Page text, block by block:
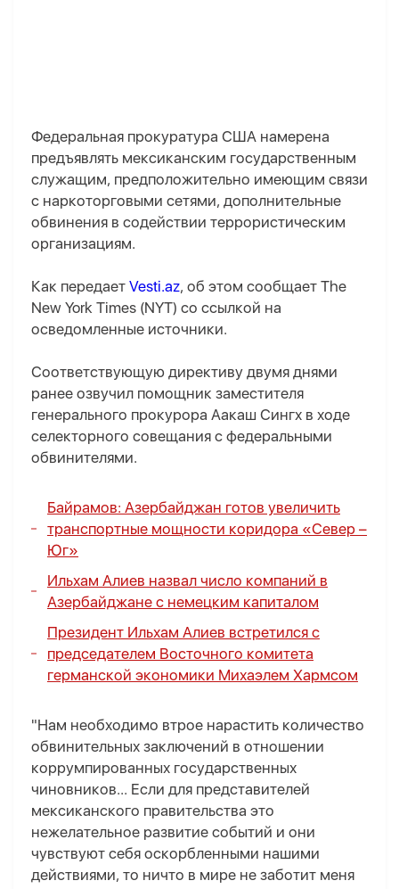
Федеральная прокуратура США намерена
предъявлять мексиканским государственным
служащим, предположительно имеющим связи
с наркоторговыми сетями, дополнительные
обвинения в содействии террористическим
организациям.
Как передает Vesti.az, об этом сообщает The
New York Times (NYT) со ссылкой на
осведомленные источники.
Соответствующую директиву двумя днями
ранее озвучил помощник заместителя
генерального прокурора Аакаш Сингх в ходе
селекторного совещания с федеральными
обвинителями.
Байрамов: Азербайджан готов увеличить
транспортные мощности коридора «Север –
Юг»
Ильхам Алиев назвал число компаний в
Азербайджане с немецким капиталом
Президент Ильхам Алиев встретился с
председателем Восточного комитета
германской экономики Михаэлем Хармсом
"Нам необходимо втрое нарастить количество
обвинительных заключений в отношении
коррумпированных государственных
чиновников... Если для представителей
мексиканского правительства это
нежелательное развитие событий и они
чувствуют себя оскорбленными нашими
действиями, то ничто в мире не заботит меня